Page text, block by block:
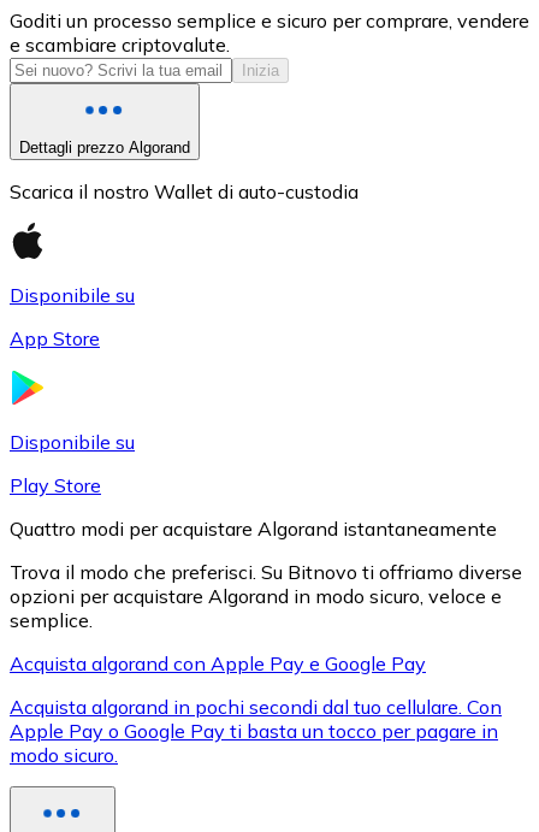
USD Coin
USDC
XRP
XRP
Goditi un processo semplice e sicuro per comprare, vendere
e scambiare criptovalute.
Inizia
Dettagli prezzo Algorand
Scarica il nostro Wallet di auto-custodia
Disponibile su
App Store
Disponibile su
Play Store
Quattro modi per acquistare Algorand istantaneamente
Trova il modo che preferisci. Su Bitnovo ti offriamo diverse
opzioni per acquistare Algorand in modo sicuro, veloce e
semplice.
Acquista algorand con Apple Pay e Google Pay
Acquista algorand in pochi secondi dal tuo cellulare. Con
Apple Pay o Google Pay ti basta un tocco per pagare in
modo sicuro.